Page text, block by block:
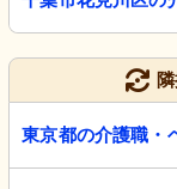
東京都の介護職・